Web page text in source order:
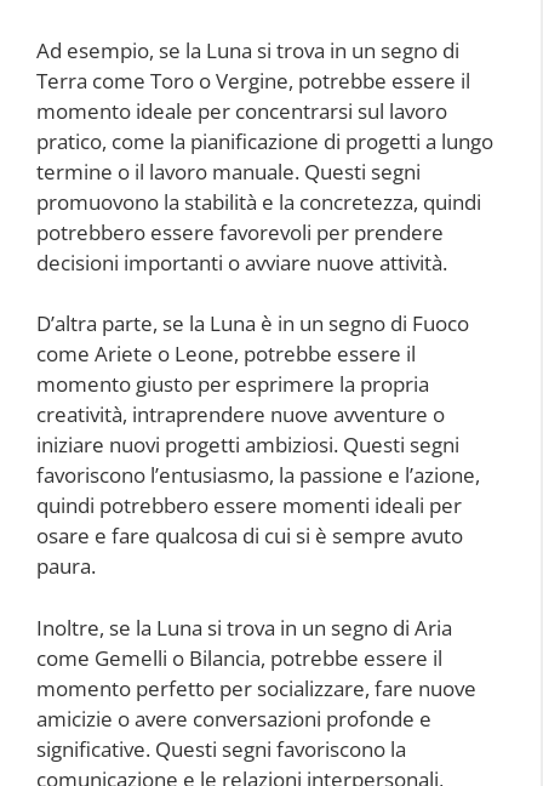
Ad esempio, se la Luna si trova in un segno di
Terra come Toro o Vergine, potrebbe essere il
momento ideale per concentrarsi sul lavoro
pratico, come la pianificazione di progetti a lungo
termine o il lavoro manuale. Questi segni
promuovono la stabilità e la concretezza, quindi
potrebbero essere favorevoli per prendere
decisioni importanti o avviare nuove attività.
D’altra parte, se la Luna è in un segno di Fuoco
come Ariete o Leone, potrebbe essere il
momento giusto per esprimere la propria
creatività, intraprendere nuove avventure o
iniziare nuovi progetti ambiziosi. Questi segni
favoriscono l’entusiasmo, la passione e l’azione,
quindi potrebbero essere momenti ideali per
osare e fare qualcosa di cui si è sempre avuto
paura.
Inoltre, se la Luna si trova in un segno di Aria
come Gemelli o Bilancia, potrebbe essere il
momento perfetto per socializzare, fare nuove
amicizie o avere conversazioni profonde e
significative. Questi segni favoriscono la
comunicazione e le relazioni interpersonali,